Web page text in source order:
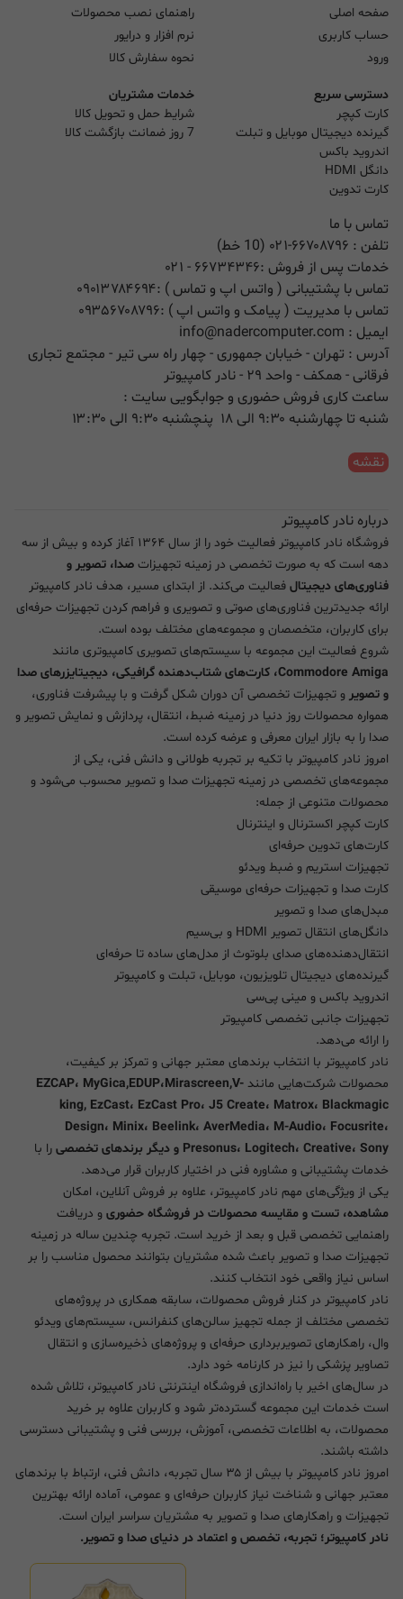
صفحه اصلی
حساب کاربری
ورود
راهنمای نصب محصولات
نرم افزار و درایور
نحوه سفارش کالا
دسترسی سریع
کارت کپچر
گیرنده دیجیتال موبایل و تبلت
اندروید باکس
دانگل HDMI
کارت تدوین
خدمات مشتریان
شرایط حمل و تحویل کالا
7 روز ضمانت بازگشت کالا
تماس با ما
تلفن : ۰۲۱-۶۶۷۰۸۷۹۶ (10 خط)
خدمات پس از فروش :۶۶۷۳۴۳۴۶ - ۰۲۱
تماس با پشتیبانی ( واتس اپ و تماس ) :۰۹۰۱۳۷۸۴۶۹۴
تماس با مدیریت ( پیامک و واتس اپ ) :۰۹۳۵۶۷۰۸۷۹۶
ایمیل : info@nadercomputer.com
آدرس : تهران - خیابان جمهوری - چهار راه سی تیر - مجتمع تجاری
فرقانی - همکف - واحد ۲۹ - نادر کامپیوتر
ساعت کاری فروش حضوری و جوابگویی سایت :
شنبه تا چهارشنبه ۹:۳۰ الی ۱۸ پنچشنبه ۹:۳۰ الی ۱۳:۳۰
نقشه
درباره نادر کامپیوتر
فروشگاه نادر کامپیوتر فعالیت خود را از سال ۱۳۶۴ آغاز کرده و بیش از سه
دهه است که به صورت تخصصی در زمینه تجهیزات صدا، تصویر و
فناوری‌های دیجیتال فعالیت می‌کند. از ابتدای مسیر، هدف نادر کامپیوتر
ارائه جدیدترین فناوری‌های صوتی و تصویری و فراهم کردن تجهیزات حرفه‌ای
برای کاربران، متخصصان و مجموعه‌های مختلف بوده است.
شروع فعالیت این مجموعه با سیستم‌های تصویری کامپیوتری مانند
Commodore Amiga، کارت‌های شتاب‌دهنده گرافیکی، دیجیتایزرهای صدا
و تصویر و تجهیزات تخصصی آن دوران شکل گرفت و با پیشرفت فناوری،
همواره محصولات روز دنیا در زمینه ضبط، انتقال، پردازش و نمایش تصویر و
صدا را به بازار ایران معرفی و عرضه کرده است.
امروز نادر کامپیوتر با تکیه بر تجربه طولانی و دانش فنی، یکی از
مجموعه‌های تخصصی در زمینه تجهیزات صدا و تصویر محسوب می‌شود و
محصولات متنوعی از جمله:
کارت کپچر اکسترنال و اینترنال
کارت‌های تدوین حرفه‌ای
تجهیزات استریم و ضبط ویدئو
کارت صدا و تجهیزات حرفه‌ای موسیقی
مبدل‌های صدا و تصویر
دانگل‌های انتقال تصویر HDMI و بی‌سیم
انتقال‌دهنده‌های صدای بلوتوث از مدل‌های ساده تا حرفه‌ای
گیرنده‌های دیجیتال تلویزیون، موبایل، تبلت و کامپیوتر
اندروید باکس و مینی پی‌سی
تجهیزات جانبی تخصصی کامپیوتر
را ارائه می‌دهد.
نادر کامپیوتر با انتخاب برندهای معتبر جهانی و تمرکز بر کیفیت،
محصولات شرکت‌هایی مانند EZCAP، MyGica,EDUP،Mirascreen,V-
king, EzCast، EzCast Pro، J5 Create، Matrox، Blackmagic
Design، Minix، Beelink، AverMedia، M-Audio، Focusrite،
Presonus، Logitech، Creative، Sony و دیگر برندهای تخصصی
را با
خدمات پشتیبانی و مشاوره فنی در اختیار کاربران قرار می‌دهد.
یکی از ویژگی‌های مهم نادر کامپیوتر، علاوه بر فروش آنلاین، امکان
مشاهده، تست و مقایسه محصولات در فروشگاه حضوری و دریافت
راهنمایی تخصصی قبل و بعد از خرید است. تجربه چندین ساله در زمینه
تجهیزات صدا و تصویر باعث شده مشتریان بتوانند محصول مناسب را بر
اساس نیاز واقعی خود انتخاب کنند.
نادر کامپیوتر در کنار فروش محصولات، سابقه همکاری در پروژه‌های
تخصصی مختلف از جمله تجهیز سالن‌های کنفرانس، سیستم‌های ویدئو
وال، راهکارهای تصویربرداری حرفه‌ای و پروژه‌های ذخیره‌سازی و انتقال
تصاویر پزشکی را نیز در کارنامه خود دارد.
در سال‌های اخیر با راه‌اندازی فروشگاه اینترنتی نادر کامپیوتر، تلاش شده
است خدمات این مجموعه گسترده‌تر شود و کاربران علاوه بر خرید
محصولات، به اطلاعات تخصصی، آموزش، بررسی فنی و پشتیبانی دسترسی
داشته باشند.
امروز نادر کامپیوتر با بیش از ۳۵ سال تجربه، دانش فنی، ارتباط با برندهای
معتبر جهانی و شناخت نیاز کاربران حرفه‌ای و عمومی، آماده ارائه بهترین
تجهیزات و راهکارهای صدا و تصویر به مشتریان سراسر ایران است.
نادر کامپیوتر؛ تجربه، تخصص و اعتماد در دنیای صدا و تصویر.